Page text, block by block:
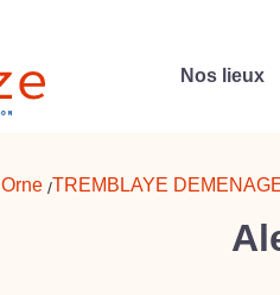
Nos lieux
Orne /TREMBLAYE